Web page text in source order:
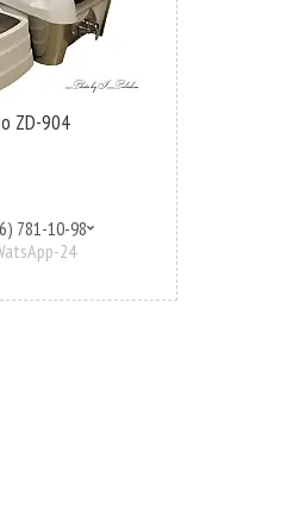
ZD-904
781-10-98
24